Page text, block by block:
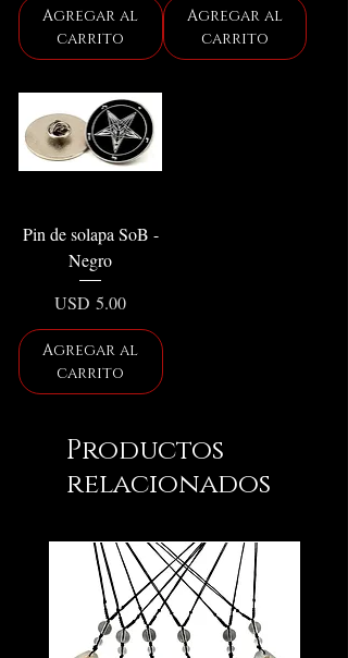
Agregar al
carrito
Agregar al
carrito
Pin de solapa SoB -
Negro
Precio
USD 5.00
Agregar al
carrito
Productos
relacionados